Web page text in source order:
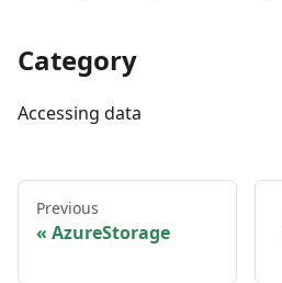
Category
Accessing data
Previous
AzureStorage